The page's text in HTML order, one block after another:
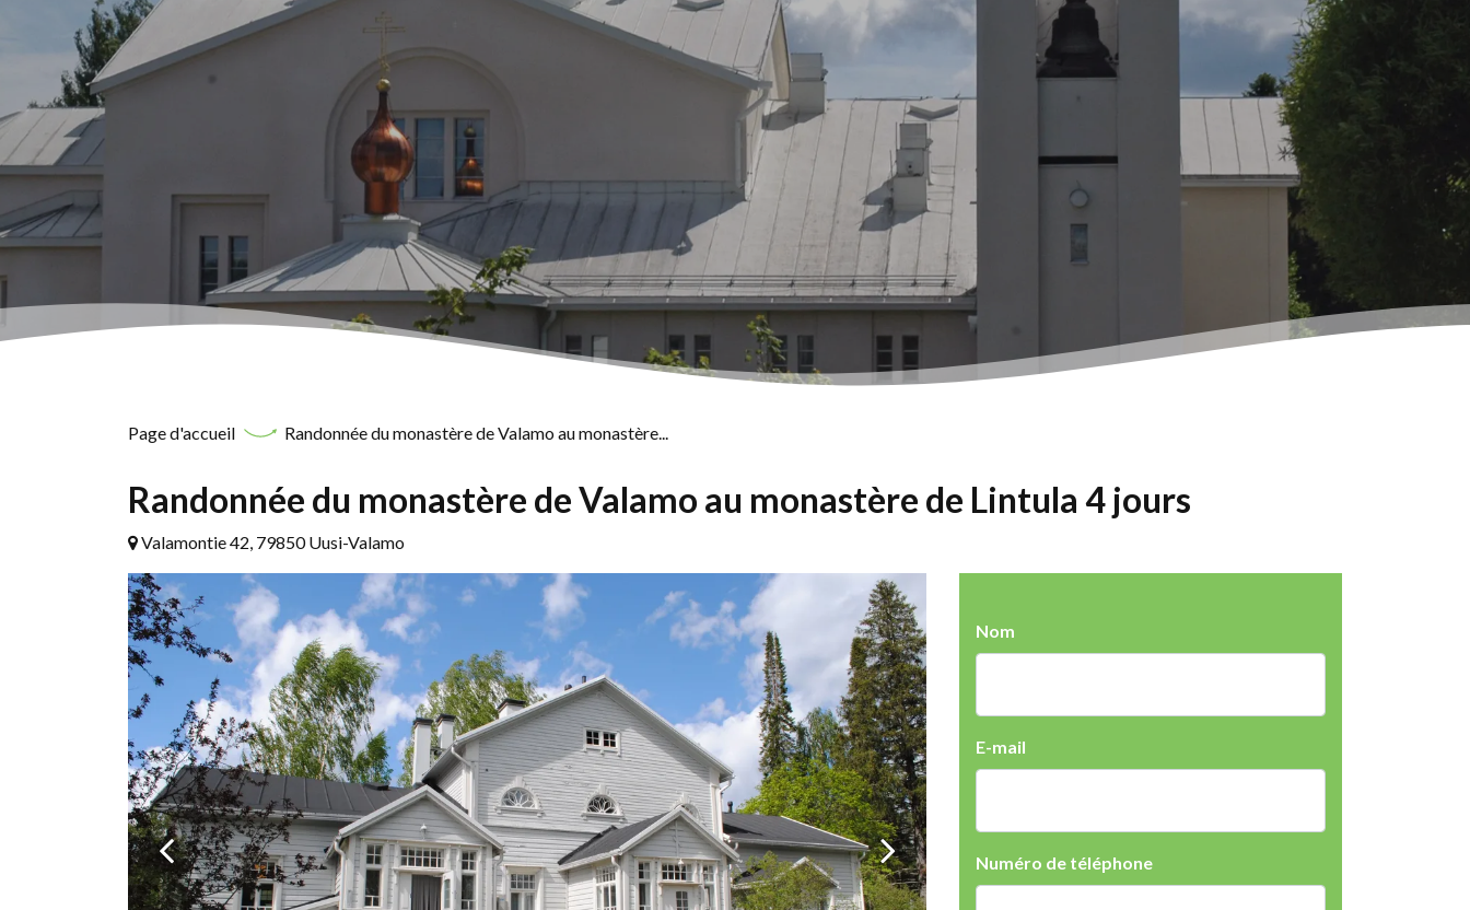
Page d'accueil Randonnée du monastère de Valamo au monastère...
Randonnée du monastère de Valamo au monastère de Lintula 4 jours
Valamontie 42, 79850 Uusi-Valamo
Nom
E-mail
Numéro de téléphone